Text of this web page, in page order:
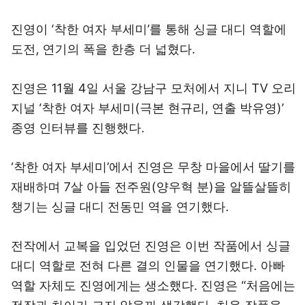
진영이 ‘착한 여자 부세미’를 통해 싱글 대디 역할에
도전, 연기의 폭을 한층 더 넓혔다.
진영은 11월 4일 서울 강남구 모처에서 지니 TV 오리
지널 ‘착한 여자 부세미(극본 현규리, 연출 박유영)’
종영 인터뷰를 진행했다.
‘착한 여자 부세미’에서 진영은 무창 마을에서 딸기를
재배하며 7살 아들 전주원(양우혁 분)을 알뜰살뜰히
챙기는 싱글 대디 전동민 역을 연기했다.
전작에서 교복을 입었던 진영은 이번 작품에서 싱글
대디 역할로 전혀 다른 결의 인물을 연기했다. 아빠
역할 자체도 진영에게는 생소했다. 진영은 “처음에는